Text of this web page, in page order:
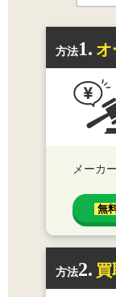
方法1. オ
メーカー
無
方法2.